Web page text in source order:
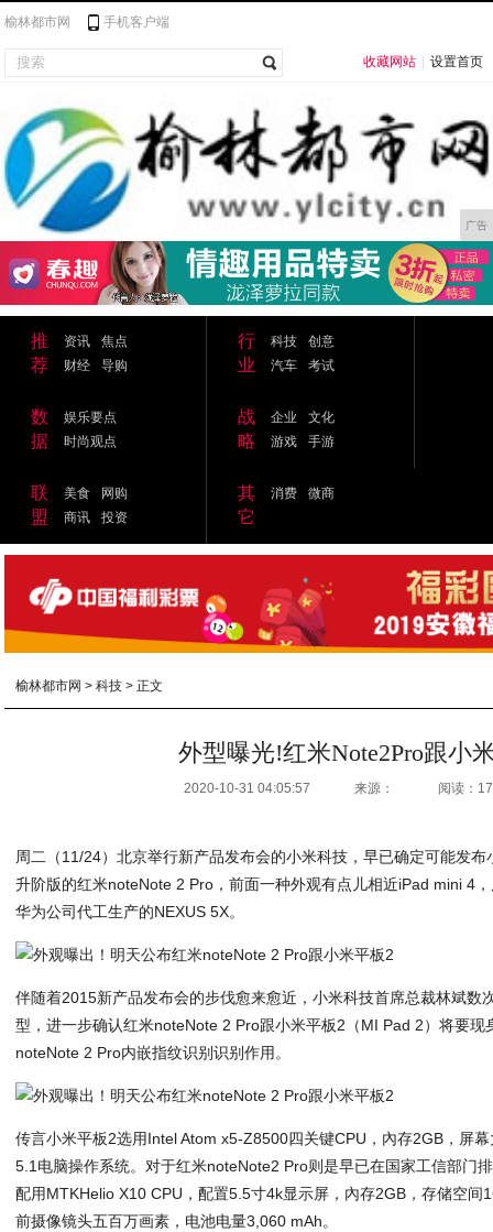
榆林都市网 手机客户端
收藏网站 设置首页
广告
推
荐
资讯
焦点
财经
导购
行
业
科技
创意
汽车
考试
数
据
娱乐要点
时尚观点
战
略
企业
文化
游戏
手游
联
盟
美食
网购
商讯
投资
其
它
消费 微商
榆林都市网 >科技 > 正文
外型曝光!红米Note2Pro跟小
2020-10-31 04:05:57 来源： 阅读：
周二（11/24）北京举行新产品发布会的小米科技，早已确定可能发
升阶版的红米noteNote 2 Pro，前面一种外观有点儿相近iPad mini 4
华为公司代工生产的NEXUS 5X。
伴随着2015新产品发布会的步伐愈来愈近，小米科技首席总裁林斌数
型，进一步确认红米noteNote 2 Pro跟小米平板2（MI Pad 2）将要现
noteNote 2 Pro内嵌指纹识别识别作用。
传言小米平板2选用Intel Atom x5-Z8500四关键CPU，內存2GB，屏
5.1电脑操作系统。对于红米noteNote2 Pro则是早已在国家工信部门
配用MTKHelio X10 CPU，配置5.5寸4k显示屏，內存2GB，存储空间
前摄像镜头五百万画素，电池电量3,060 mAh。